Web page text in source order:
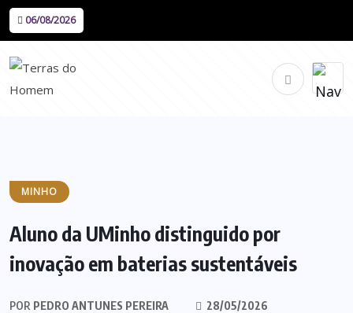
06/08/2026
MINHO
Aluno da UMinho distinguido por
inovação em baterias sustentáveis
POR PEDRO ANTUNES PEREIRA
28/05/2026